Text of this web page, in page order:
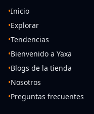
•Inicio
•Explorar
•Tendencias
•Bienvenido a Yaxa
•Blogs de la tienda
•Nosotros
•Preguntas frecuentes